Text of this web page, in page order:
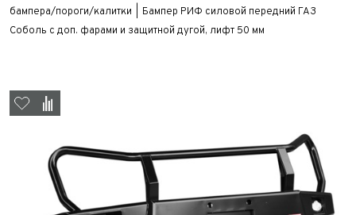
бампера/пороги/калитки
Бампер РИФ силовой передний ГАЗ
Соболь с доп. фарами и защитной дугой, лифт 50 мм